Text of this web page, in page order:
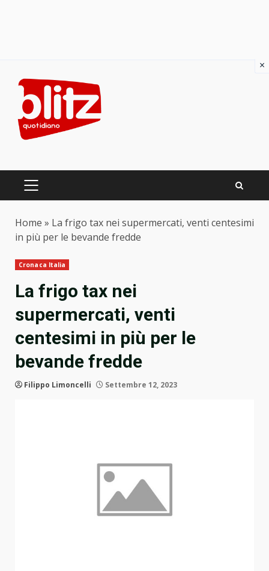
content
PRIMARY
Home » La frigo tax nei supermercati, venti centesimi
in più per le bevande fredde
Cronaca Italia
La frigo tax nei
supermercati, venti
centesimi in più per le
bevande fredde
Filippo Limoncelli Settembre 12, 2023
×